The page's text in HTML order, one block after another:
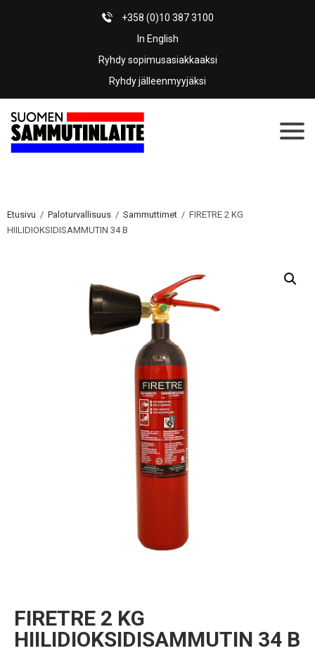
+358 (0)10 387 3100
In English
Ryhdy sopimusasiakkaaksi
Ryhdy jälleenmyyjäksi
Etusivu / Paloturvallisuus / Sammuttimet / FIRETRE 2 KG
HIILIDIOKSIDISAMMUTIN 34 B
FIRETRE 2 KG
HIILIDIOKSIDISAMMUTIN 34 B